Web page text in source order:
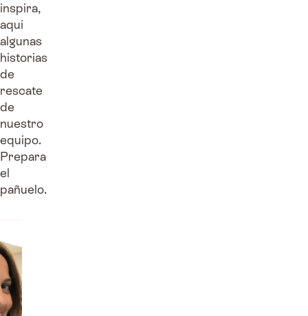
inspira,
aquí
algunas
historias
de
rescate
de
nuestro
equipo.
Prepara
el
pañuelo.